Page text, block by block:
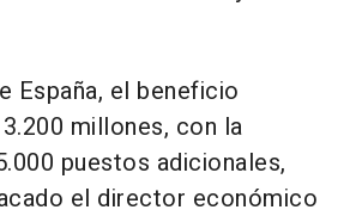
España, el beneficio
millones, con la
puestos adicionales,
el director económico